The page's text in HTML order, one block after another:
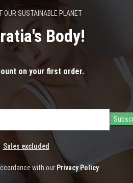
OUR SUSTAINABLE PLANET
Body!
on your first order.
Sales excluded
with our Privacy Policy
Προϊόντα με ετικέτα